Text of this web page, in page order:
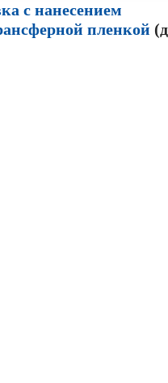
с нанесением
пленкой